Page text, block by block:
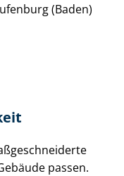
(Baden)
passen.